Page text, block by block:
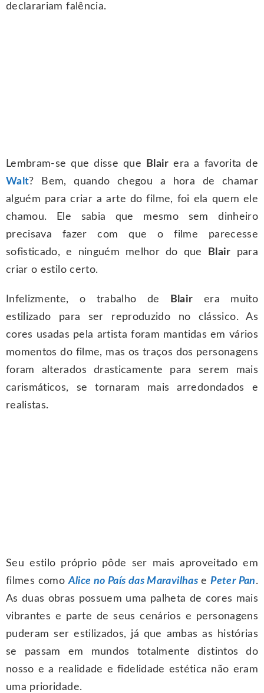
declarariam falência.
Lembram-se que disse que Blair era a favorita de
Walt? Bem, quando chegou a hora de chamar
alguém para criar a arte do filme, foi ela quem ele
chamou. Ele sabia que mesmo sem dinheiro
precisava fazer com que o filme parecesse
sofisticado, e ninguém melhor do que
Blair para
criar o estilo certo.
Infelizmente, o trabalho de Blair era muito
estilizado para ser reproduzido no clássico. As
cores usadas pela artista foram mantidas em vários
momentos do filme, mas os traços dos personagens
foram alterados drasticamente para serem mais
carismáticos, se tornaram mais arredondados e
realistas.
Seu estilo próprio pôde ser mais aproveitado em
filmes comoAlice no País das MaravilhasePeter Pan.
As duas obras possuem uma palheta de cores mais
vibrantes e parte de seus cenários e personagens
puderam ser estilizados, já que ambas as histórias
se passam em mundos totalmente distintos do
nosso e a realidade e fidelidade estética não eram
uma prioridade.